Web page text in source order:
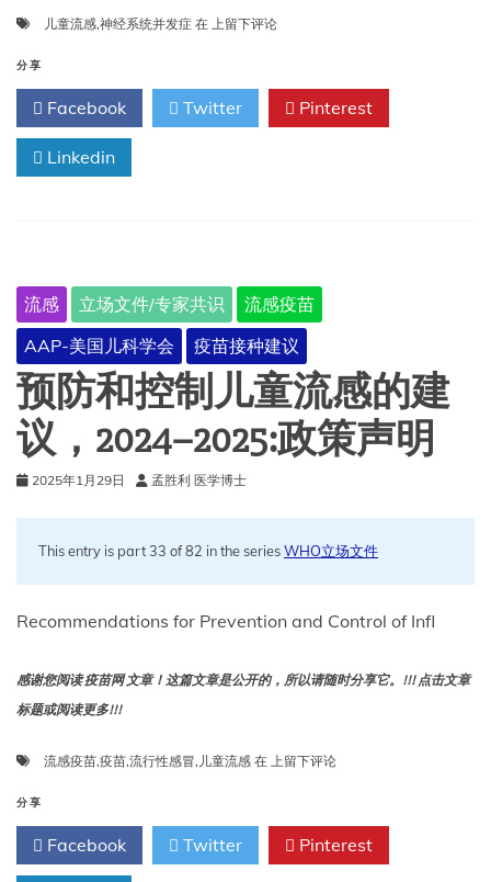
儿童流感,神经系统并发症 在 儿
感
的
神
今
年
可
能
会
上留下评论
分享
Facebook Twitter Pinterest
Linkedin
流感 立场文件/专家共识
流感疫苗
AAP-美国儿科学会
疫苗接种建议
预防和控制儿童流感的建
议，2024–2025:政策声明
2025年1月29日 孟胜利 医学博士
This entry is part 33 of 82 in the seriesWHO立场文件
Recommendations for Prevention and Control of Infl
感谢您阅读 疫苗网 文章！这篇文章是公开的，所以请随时分享它。!!! 点击文章
标题或阅读更多!!!
流感疫苗,疫苗,流行性感冒, 儿童流感 在 预
控
儿
上留下评论
分享
Facebook Twitter Pinterest